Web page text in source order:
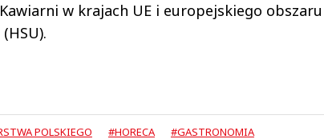
w krajach UE i europejskiego obszaru
POLSKIEGO #HORECA #GASTRONOMIA